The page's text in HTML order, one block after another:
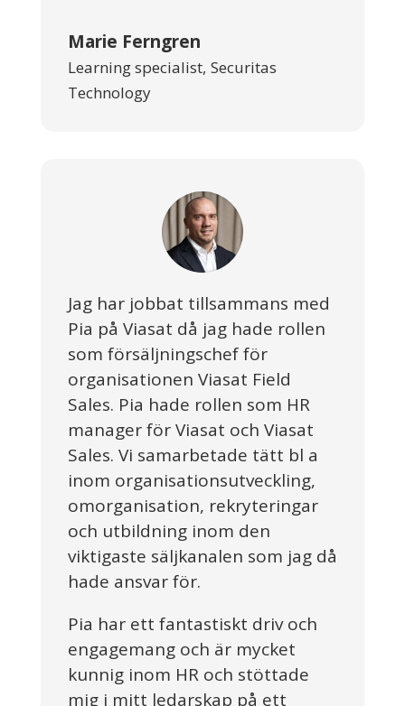
Marie Ferngren
Learning specialist, Securitas
Technology
Jag har jobbat tillsammans med
Pia på Viasat då jag hade rollen
som försäljningschef för
organisationen Viasat Field
Sales. Pia hade rollen som HR
manager för Viasat och Viasat
Sales. Vi samarbetade tätt bl a
inom organisationsutveckling,
omorganisation, rekryteringar
och utbildning inom den
viktigaste säljkanalen som jag då
hade ansvar för.
Pia har ett fantastiskt driv och
engagemang och är mycket
kunnig inom HR och stöttade
mig i mitt ledarskap på ett